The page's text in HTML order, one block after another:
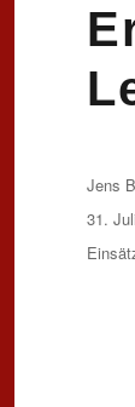
Autor
Jens
am
31.